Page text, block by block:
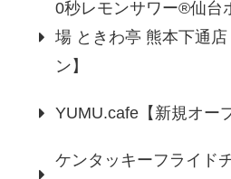
0秒レモンサワー®仙台
場 ときわ亭 熊本下通
ン】
YUMU.cafe【新規オー
ケンタッキーフライド